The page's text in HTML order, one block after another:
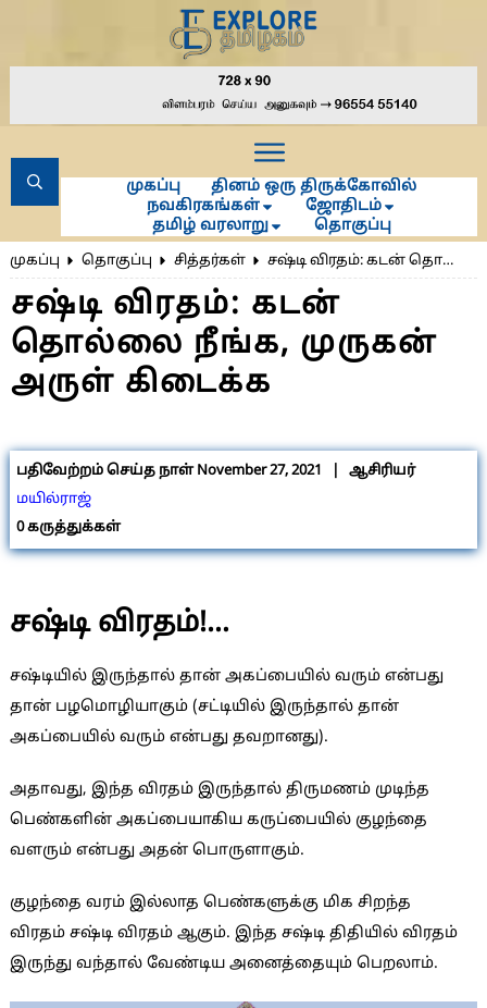
முகப்பு
தினம் ஒரு திருக்கோவில்
நவகிரகங்கள்
ஜோதிடம்
தமிழ் வரலாறு
தொகுப்பு
முகப்பு தொகுப்பு சித்தர்கள் சஷ்டி விரதம்: கடன் தொல்லை நீங்க, முருகன் அருள் கிடைக்க
சஷ்டி விரதம்: கடன்
தொல்லை நீங்க, முருகன்
அருள் கிடைக்க
பதிவேற்றம் செய்த நாள்November 27, 2021
| ஆசிரியர்
மயில்ராஜ்
0கருத்துக்கள்
சஷ்டி விரதம்!…
சஷ்டியில் இருந்தால் தான் அகப்பையில் வரும் என்பது
தான் பழமொழியாகும் (சட்டியில் இருந்தால் தான்
அகப்பையில் வரும் என்பது தவறானது).
அதாவது, இந்த விரதம் இருந்தால் திருமணம் முடிந்த
பெண்களின் அகப்பையாகிய கருப்பையில் குழந்தை
வளரும் என்பது அதன் பொருளாகும்.
குழந்தை வரம் இல்லாத பெண்களுக்கு மிக சிறந்த
விரதம் சஷ்டி விரதம் ஆகும். இந்த சஷ்டி திதியில் விரதம்
இருந்து வந்தால் வேண்டிய அனைத்தையும் பெறலாம்.